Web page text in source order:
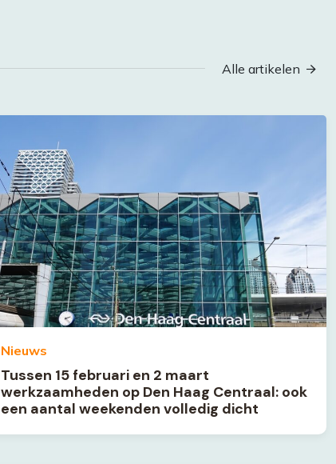
Alle artikelen
Nieuws
Tussen 15 februari en 2 maart
werkzaamheden op Den Haag Centraal: ook
een aantal weekenden volledig dicht